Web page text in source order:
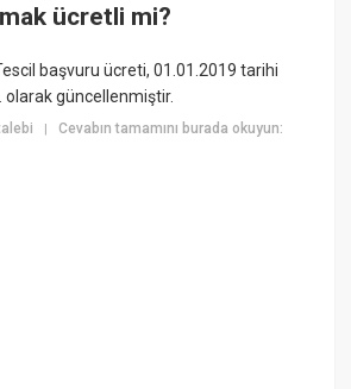
ücretli mi?
başvuru ücreti, 01.01.2019 tarihi
olarak güncellenmiştir.
|Cevabın tamamını burada okuyun: